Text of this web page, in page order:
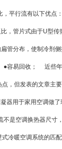
，平行流有以下优点
管片式由于U型传
管分布，使制冷剂
容易回收； 近些年
，但发表的文章主
器用于家用空调做
是空调换热器尺寸
冷暖空调系统的匹